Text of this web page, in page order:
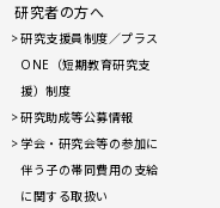
研究者の方へ
研究支援員制度／プラス
ONE（短期教育研究支
援）制度
研究助成等公募情報
学会・研究会等の参加に
伴う子の帯同費用の支給
に関する取扱い